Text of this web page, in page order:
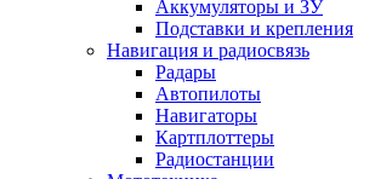
Аккумуляторы и ЗУ
Подставки и крепления
Навигация и радиосвязь
Радары
Автопилоты
Навигаторы
Картплоттеры
Радиостанции